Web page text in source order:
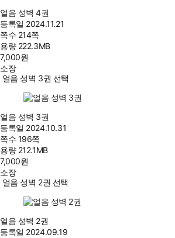
얼음 성벽 4권
등록일 2024.11.21
쪽수 214쪽
용량 222.3MB
7,000원
소장
얼음 성벽 3권 선택
얼음 성벽 3권
등록일 2024.10.31
쪽수 196쪽
용량 212.1MB
7,000원
소장
얼음 성벽 2권 선택
얼음 성벽 2권
등록일 2024.09.19